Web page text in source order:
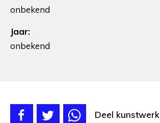
onbekend
Jaar:
onbekend
Deel kunstwerk